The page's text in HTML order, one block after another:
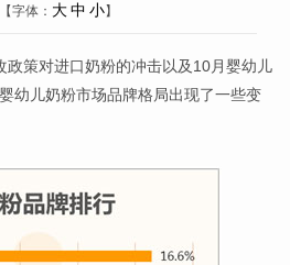
【字体： 大 中 小】
策对进口奶粉的冲击以及10月婴幼儿
幼儿奶粉市场品牌格局出现了一些变